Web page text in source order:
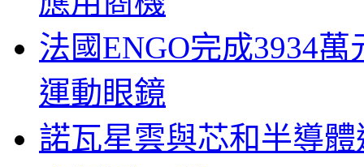
法國ENGO完成3934
運動眼鏡
諾瓦星雲與芯和半導